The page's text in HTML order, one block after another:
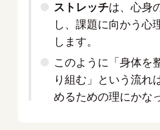
ストレッチは、心身
し、課題に向かう心
します。
このように「身体を
り組む」という流れ
めるための理にかな